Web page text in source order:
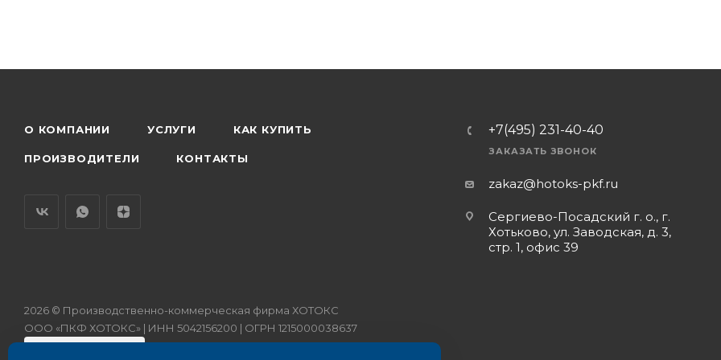
О КОМПАНИИ УСЛУГИ КАК КУПИТЬ
ПРОИЗВОДИТЕЛИ КОНТАКТЫ
+7(495) 231-40-40
ЗАКАЗАТЬ ЗВОНОК
zakaz@hotoks-pkf.ru
Сергиево-Посадский г. о., г.
Хотьково, ул. Заводская, д. 3,
стр. 1, офис 39
2026 © Производственно-коммерческая фирма ХОТОКС
ООО «ПКФ ХОТОКС» | ИНН 5042156200 | ОГРН 1215000038637